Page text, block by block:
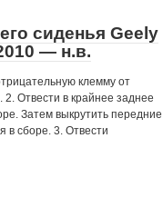
сиденья Geely
— н.в.
клемму от
2. Отвести в крайнее заднее
Затем выкрутить передние
в сборе. 3. Отвести